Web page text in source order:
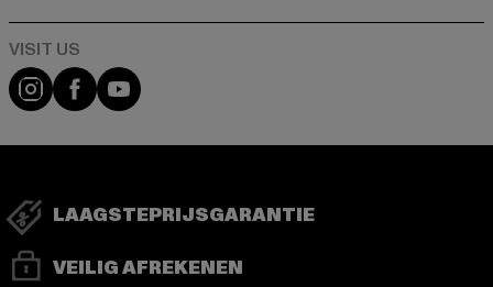
Visit our Instagram page:
Visit our Facebook page:
Visit our YouTube channel:
LAAGSTEPRIJSGARANTIE
VEILIG AFREKENEN